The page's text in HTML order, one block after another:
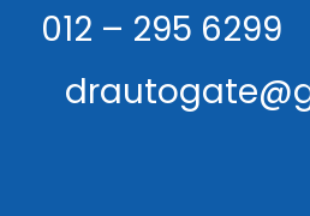
012 – 295 6299